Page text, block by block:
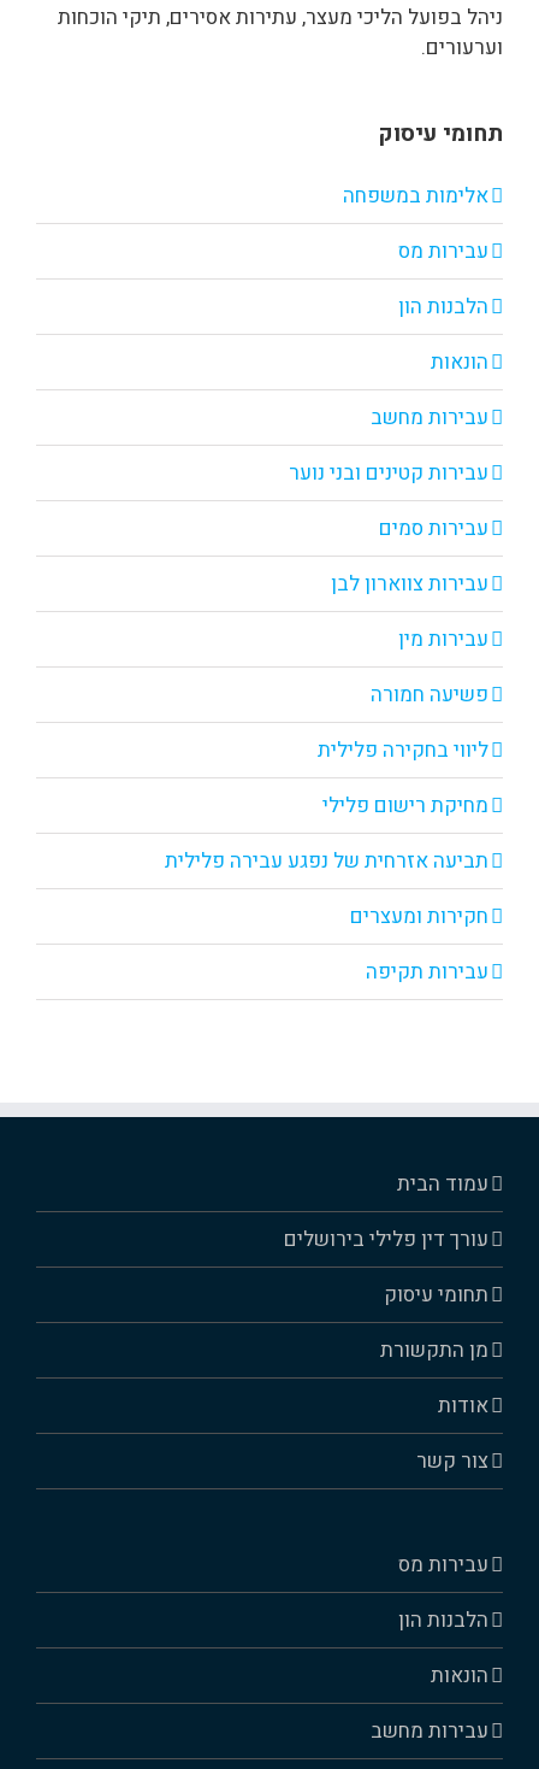
ניהל בפועל הליכי מעצר, עתירות אסירים, תיקי הוכחות
וערעורים.
תחומי עיסוק
אלימות במשפחה
עבירות מס
הלבנות הון
הונאות
עבירות מחשב
עבירות קטינים ובני נוער
עבירות סמים
עבירות צווארון לבן
עבירות מין
פשיעה חמורה
ליווי בחקירה פלילית
מחיקת רישום פלילי
תביעה אזרחית של נפגע עבירה פלילית
חקירות ומעצרים
עבירות תקיפה
עמוד הבית
עורך דין פלילי בירושלים
תחומי עיסוק
מן התקשורת
אודות
צור קשר
עבירות מס
הלבנות הון
הונאות
עבירות מחשב